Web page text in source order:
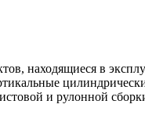
находящиеся в
и рулонной